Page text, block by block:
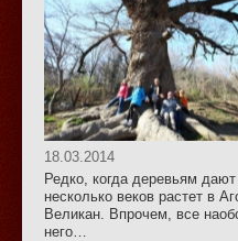
18.03.2014
Редко, когда деревьям
несколько веков растет в
Великан. Впрочем, все
него…